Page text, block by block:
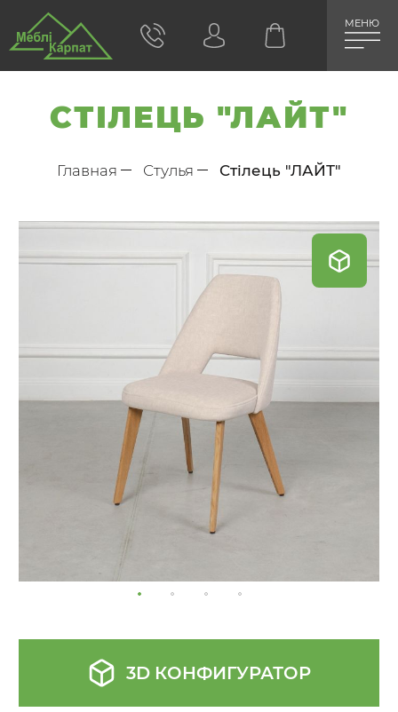
МЕНЮ
СТІЛЕЦЬ "ЛАЙТ"
Главная Стулья Стілець "ЛАЙТ"
Skip
to
images
3D КОНФИГУРАТОР